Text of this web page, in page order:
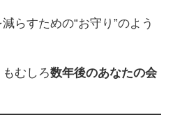
らすための“お守り”のよう
むしろ数年後のあなたの会